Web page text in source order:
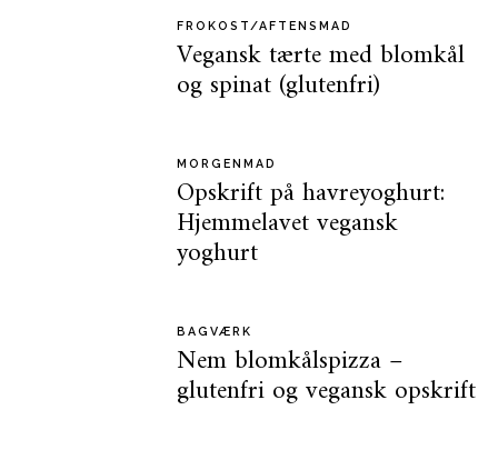
FROKOST/AFTENSMAD
Vegansk tærte med blomkål
og spinat (glutenfri)
MORGENMAD
Opskrift på havreyoghurt:
Hjemmelavet vegansk
yoghurt
BAGVÆRK
Nem blomkålspizza –
glutenfri og vegansk opskrift